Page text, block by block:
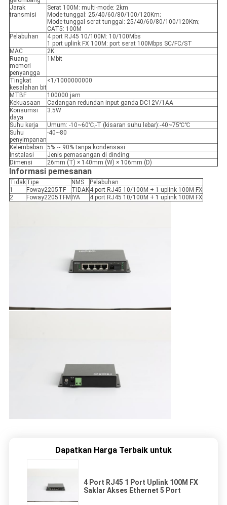
Jarak
transmisi
Serat 100M: multi-mode: 2km
Mode tunggal: 25/40/60/80/100/120Km;
Mode tunggal serat tunggal: 25/40/60/80/100/120Km;
CAT5: 100M
Pelabuhan
4 port RJ45 10/100M: 10/100Mbs
1 port uplink FX 100M: port serat 100Mbps SC/FC/ST
MAC
2K
Ruang
memori
penyangga
1Mbit
Tingkat
kesalahan bit
<1/1000000000
MTBF
100000 jam
Kekuasaan
Cadangan redundan input ganda DC12V/1AA
Konsumsi
daya
3.5W
Suhu kerja
Umum: -10~60℃;-T (kisaran suhu lebar):-40~75℃℃
Suhu
penyimpanan
-40~80
Kelembaban
5% ~ 90% tanpa kondensasi
Instalasi
Jenis pemasangan di dinding:
Dimensi
26mm (T) × 140mm (W) × 106mm (D)
Informasi pemesanan
TidakTipe NMS
Pelabuhan
1
Foway2205TF TIDAK4 port RJ45 10/100M + 1 uplink 100M FX
2
Foway2205TFM IYA 4 port RJ45 10/100M + 1 uplink 100M FX
Dapatkan Harga Terbaik untuk
4 Port RJ45 1 Port Uplink 100M FX
Saklar Akses Ethernet 5 Port